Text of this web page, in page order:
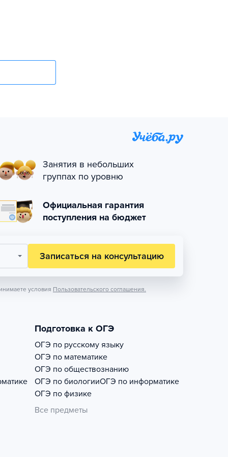
Занятия в небольших
группах по уровню
Официальная гарантия
поступления на бюджет
Записаться на консультацию
условия Пользовательского соглашения.
Подготовка к ОГЭ
ОГЭ по русскому языку
ОГЭ по математике
ОГЭ по обществознанию
ОГЭ по биологииОГЭ по информатике
ОГЭ по физике
Все предметы